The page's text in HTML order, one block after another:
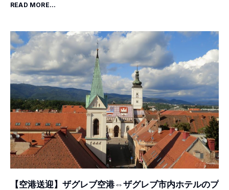
READ MORE...
【空港送迎】ザグレブ空港⇔ザグレブ市内ホテルのプ